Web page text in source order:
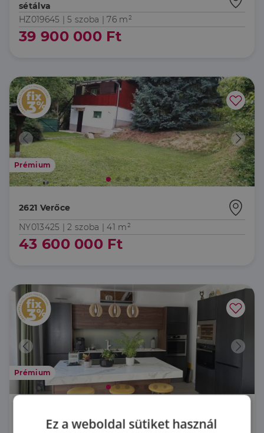
sétálva
HZ019645 |5 szoba | 76 m²
39 900 000 Ft
Prémium
2621 Verőce
NY013425 |2 szoba | 41 m²
43 600 000 Ft
Prémium
Ez a weboldal sütiket használ